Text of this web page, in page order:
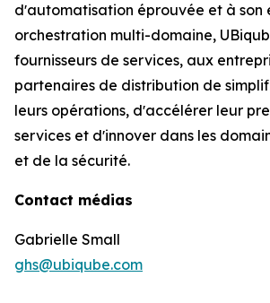
dʼautomatisation éprouvée et à son
orchestration multi-domaine,
fournisseurs de services, aux
partenaires de distribution de
leurs opérations, dʼaccélérer leur
services et dʼinnover dans les
et de la sécurité.
Contact médias
Gabrielle Small
ghs@ubiqube.com